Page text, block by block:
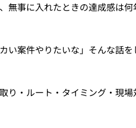
事に入れたときの達成感は何
い案件やりたいな」そんな話
り・ルート・タイミング・現